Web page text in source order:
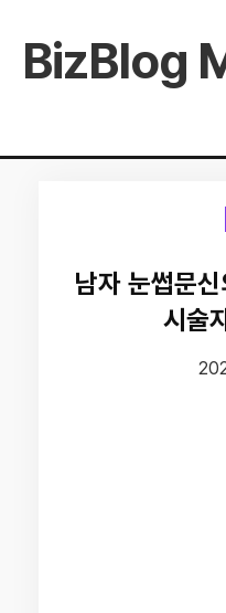
BizBlog
남자 눈썹문
시술